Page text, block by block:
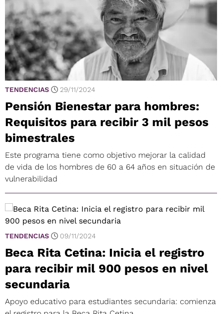
TENDENCIAS 29/11/2024
Pensión Bienestar para hombres:
Requisitos para recibir 3 mil pesos
bimestrales
Este programa tiene como objetivo mejorar la calidad
de vida de los hombres de 60 a 64 años en situación de
vulnerabilidad
TENDENCIAS 09/11/2024
Beca Rita Cetina: Inicia el registro
para recibir mil 900 pesos en nivel
secundaria
Apoyo educativo para estudiantes secundaria: comienza